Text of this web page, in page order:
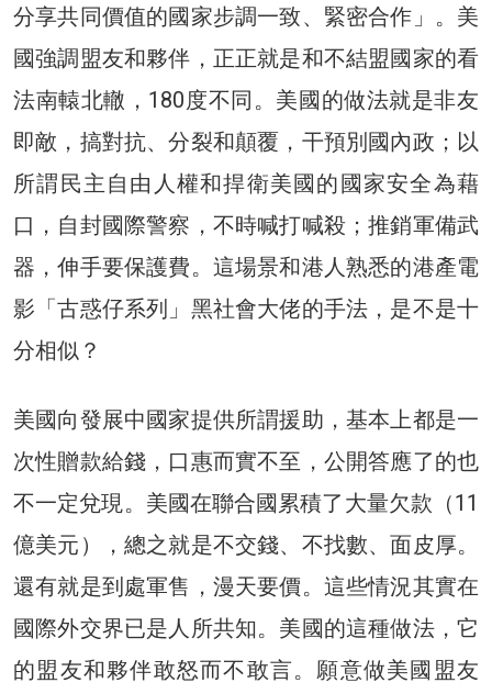
分享共同價值的國家步調一致、緊密合作」。美
國強調盟友和夥伴，正正就是和不結盟國家的看
法南轅北轍，180度不同。美國的做法就是非友
即敵，搞對抗、分裂和顛覆，干預別國內政；以
所謂民主自由人權和捍衛美國的國家安全為藉
口，自封國際警察，不時喊打喊殺；推銷軍備武
器，伸手要保護費。這場景和港人熟悉的港產電
影「古惑仔系列」黑社會大佬的手法，是不是十
分相似？
美國向發展中國家提供所謂援助，基本上都是一
次性贈款給錢，口惠而實不至，公開答應了的也
不一定兌現。美國在聯合國累積了大量欠款（11
億美元），總之就是不交錢、不找數、面皮厚。
還有就是到處軍售，漫天要價。這些情況其實在
國際外交界已是人所共知。美國的這種做法，它
的盟友和夥伴敢怒而不敢言。願意做美國盟友